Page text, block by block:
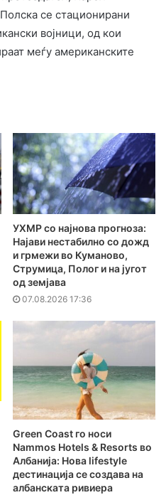
се стационирани
војници, од кои
меѓу американските
УХМР со најнова прогноза:
Најави нестабилно со дожд
и грмежи во Куманово,
Струмица, Полог и на југот
од земјава
07.08.2026 17:36
Green Coast го носи
Nammos Hotels & Resorts во
Албанија: Нова lifestyle
дестинација се создава на
албанската ривиера